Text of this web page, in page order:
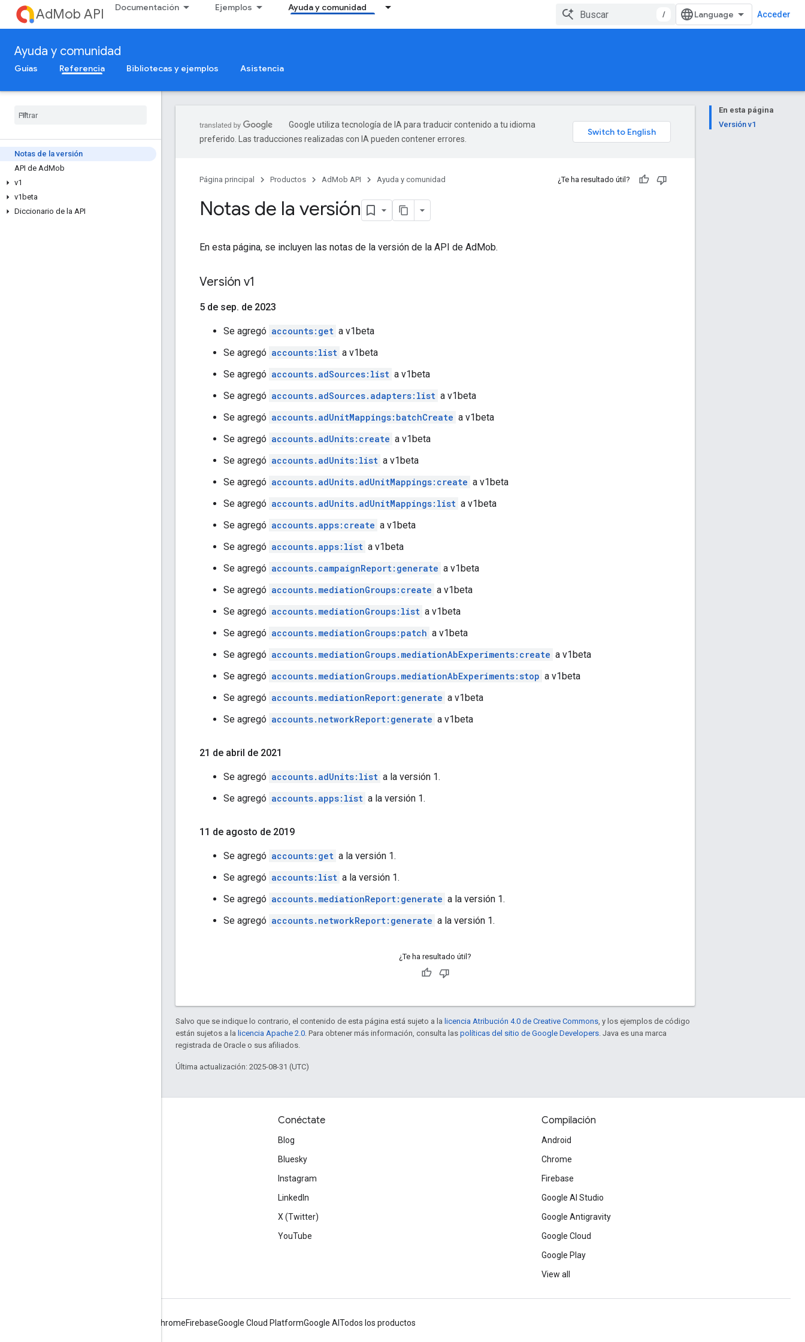
AdMob API Documentación Ejemplos Ayuda y comunidad
/ Acceder
Ayuda y comunidad
Guías Referencia Bibliotecas y ejemplos Asistencia
Notas de la versión
API de AdMob
v1
v1beta
Diccionario de la API
En esta página
Versión v1
Google utiliza tecnología de IA para traducir contenido a tu idioma
preferido. Las traducciones realizadas con IA pueden contener errores.
Página principal Productos AdMob API Ayuda y comunidad ¿Te ha resultado útil?
Notas de la versión
En esta página, se incluyen las notas de la versión de la API de AdMob.
Versión v1
5 de sep. de 2023
Se agregó accounts:get a v1beta
Se agregó accounts:list a v1beta
Se agregó accounts.adSources:list a v1beta
Se agregó accounts.adSources.adapters:list a v1beta
Se agregó accounts.adUnitMappings:batchCreate a v1beta
Se agregó accounts.adUnits:create a v1beta
Se agregó accounts.adUnits:list a v1beta
Se agregó accounts.adUnits.adUnitMappings:create a v1beta
Se agregó accounts.adUnits.adUnitMappings:list a v1beta
Se agregó accounts.apps:create a v1beta
Se agregó accounts.apps:list a v1beta
Se agregó accounts.campaignReport:generate a v1beta
Se agregó accounts.mediationGroups:create a v1beta
Se agregó accounts.mediationGroups:list a v1beta
Se agregó accounts.mediationGroups:patch a v1beta
Se agregó accounts.mediationGroups.mediationAbExperiments:create a v1beta
Se agregó accounts.mediationGroups.mediationAbExperiments:stop a v1beta
Se agregó accounts.mediationReport:generate a v1beta
Se agregó accounts.networkReport:generate a v1beta
21 de abril de 2021
Se agregó accounts.adUnits:list a la versión 1.
Se agregó accounts.apps:list a la versión 1.
11 de agosto de 2019
Se agregó accounts:get a la versión 1.
Se agregó accounts:list a la versión 1.
Se agregó accounts.mediationReport:generate a la versión 1.
Se agregó accounts.networkReport:generate a la versión 1.
¿Te ha resultado útil?
Salvo que se indique lo contrario, el contenido de esta página está sujeto a la licencia Atribución 4.0 de Creative Commons , y los ejemplos de código
están sujetos a la licencia Apache 2.0 . Para obtener más información, consulta las políticas del sitio de Google Developers . Java es una marca
registrada de Oracle o sus afiliados.
Última actualización: 2025-08-31 (UTC)
Conéctate
Blog
Bluesky
Instagram
LinkedIn
X (Twitter)
YouTube
Compilación
Android
Chrome
Firebase
Google AI Studio
Google Antigravity
Google Cloud
Google Play
View all
ChromeFirebaseGoogle Cloud PlatformGoogle AI Todos los productos